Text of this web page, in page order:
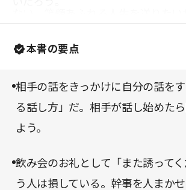
方は、本書を読んで「得する話し方
本書の要点
相手の話をきっかけに自分の話を
る話し方」だ。相手が話し始めた
よう。
飲み会のお礼として「また誘って
う人は損している。幹事を人まか